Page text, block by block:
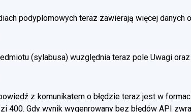
podyplomowych teraz zawierają więcej danych
(sylabusa) wuzględnia teraz pole Uwagi
z komunikatem o błędzie teraz jest w
400. Gdy wynik wygenrowany bez błędów API